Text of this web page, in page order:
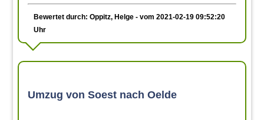
Bewertet durch: Oppitz, Helge - vom 2021-02-19 09:52:20
Uhr
Umzug von Soest nach Oelde